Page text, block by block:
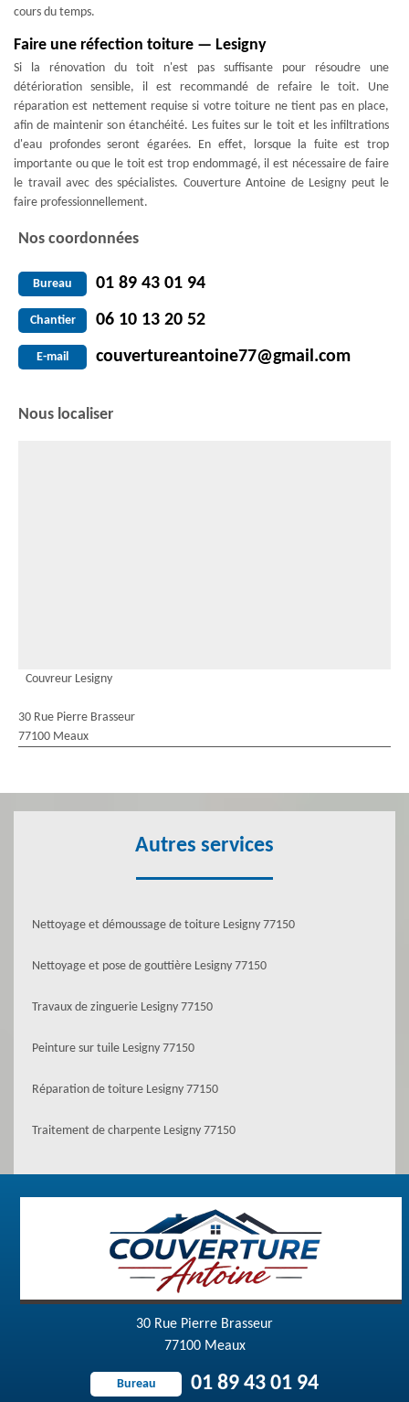
cours du temps.
Faire une réfection toiture — Lesigny
Si la rénovation du toit n'est pas suffisante pour résoudre une
détérioration sensible, il est recommandé de refaire le toit. Une
réparation est nettement requise si votre toiture ne tient pas en place,
afin de maintenir son étanchéité. Les fuites sur le toit et les infiltrations
d'eau profondes seront égarées. En effet, lorsque la fuite est trop
importante ou que le toit est trop endommagé, il est nécessaire de faire
le travail avec des spécialistes. Couverture Antoine de Lesigny peut le
faire professionnellement.
Nos coordonnées
Bureau 01 89 43 01 94
Chantier 06 10 13 20 52
E-mail couvertureantoine77@gmail.com
Nous localiser
Couvreur Lesigny
30 Rue Pierre Brasseur
77100 Meaux
Autres services
Nettoyage et démoussage de toiture Lesigny 77150
Nettoyage et pose de gouttière Lesigny 77150
Travaux de zinguerie Lesigny 77150
Peinture sur tuile Lesigny 77150
Réparation de toiture Lesigny 77150
Traitement de charpente Lesigny 77150
30 Rue Pierre Brasseur
77100 Meaux
Bureau 01 89 43 01 94